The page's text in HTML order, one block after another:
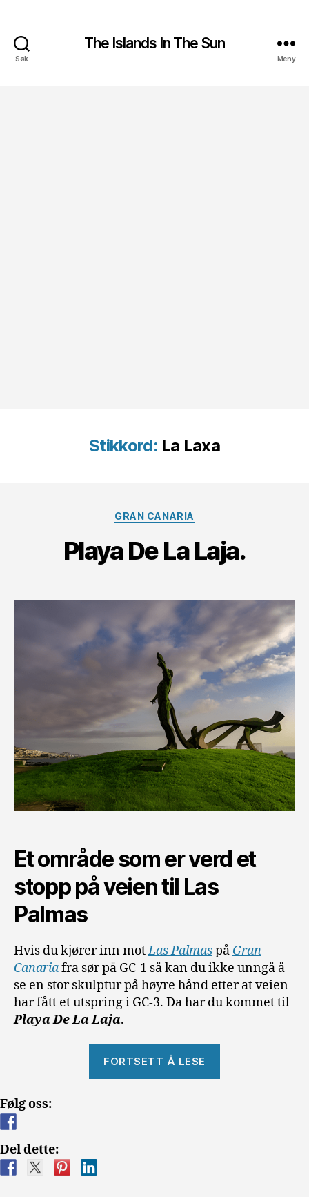
Søk
The Islands In The Sun
Meny
Stikkord: La Laxa
Kategorier
GRAN CANARIA
Playa De La Laja.
Et område som er verd et
stopp på veien til Las
Palmas
Hvis du kjører inn motLas Palmaspå Gran
Canariafra sør på GC-1 så kan du ikke unngå å
se en stor skulptur på høyre hånd etter at veien
har fått et utspring i GC-3. Da har du kommet til
Playa De La Laja.
FORTSETT Å LESE
Følg oss:
Del dette: